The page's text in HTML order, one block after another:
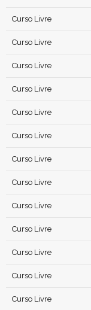
Curso Livre
Curso Livre
Curso Livre
Curso Livre
Curso Livre
Curso Livre
Curso Livre
Curso Livre
Curso Livre
Curso Livre
Curso Livre
Curso Livre
Curso Livre